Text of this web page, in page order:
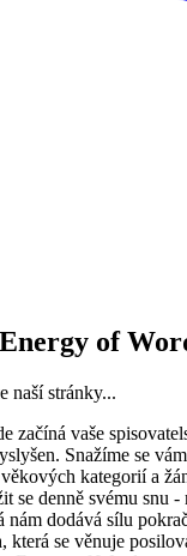
of
naší stránky...
vaše
Snažíme se
kategorií a
se denně svému
nám dodává sílu
která se věnuje